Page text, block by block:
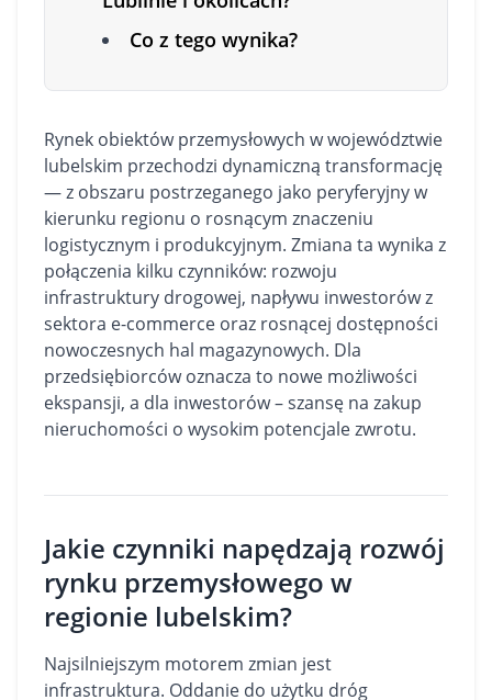
Co z tego wynika?
Rynek obiektów przemysłowych w województwie
lubelskim przechodzi dynamiczną transformację
— z obszaru postrzeganego jako peryferyjny w
kierunku regionu o rosnącym znaczeniu
logistycznym i produkcyjnym. Zmiana ta wynika z
połączenia kilku czynników: rozwoju
infrastruktury drogowej, napływu inwestorów z
sektora e-commerce oraz rosnącej dostępności
nowoczesnych hal magazynowych. Dla
przedsiębiorców oznacza to nowe możliwości
ekspansji, a dla inwestorów – szansę na zakup
nieruchomości o wysokim potencjale zwrotu.
Jakie czynniki napędzają rozwój
rynku przemysłowego w
regionie lubelskim?
Najsilniejszym motorem zmian jest
infrastruktura. Oddanie do użytku dróg